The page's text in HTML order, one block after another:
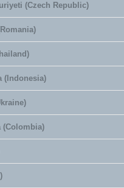
(Czech Republic)
(Indonesia)
(Colombia)